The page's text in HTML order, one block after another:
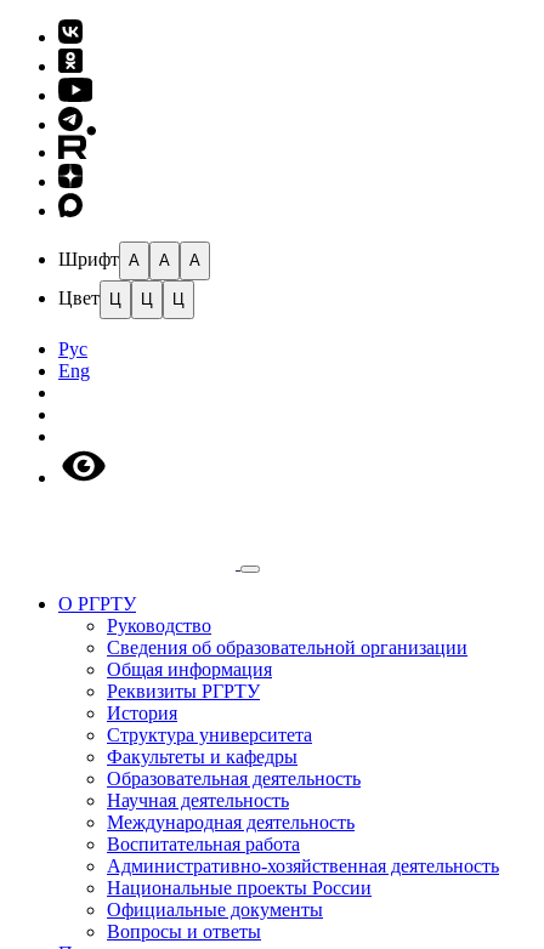
Шрифт A A A
Цвет Ц Ц Ц
Рус
Eng
О РГРТУ
Руководство
Сведения об образовательной организации
Общая информация
Реквизиты РГРТУ
История
Структура университета
Факультеты и кафедры
Образовательная деятельность
Научная деятельность
Международная деятельность
Воспитательная работа
Административно-хозяйственная деятельность
Национальные проекты России
Официальные документы
Вопросы и ответы